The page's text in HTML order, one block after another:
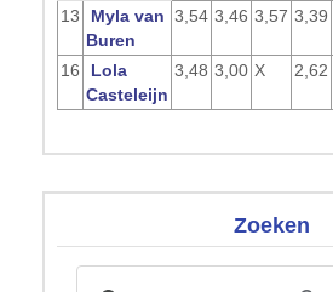
13
Myla van
Buren
3,54 3,46 3,57 3,39
16
Lola
Casteleijn
3,48 3,00 X 2,62
Zoeken